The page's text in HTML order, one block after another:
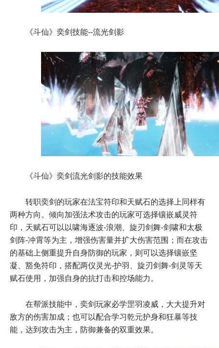
《斗仙》奕剑技能--流光剑影
《斗仙》奕剑流光剑影的技能效果
转职奕剑的玩家在法宝符印和天赋石的选择上同样有
两种方向。倾向加强法术攻击的玩家可选择镶嵌威灵符
印，天赋石可以以啸海逐波-浪潮、旋刃剑舞-剑啸和太极
剑阵-冲霄等为主，增强伤害量并扩大伤害范围；而在攻击
的基础上侧重提升自身防御的玩家，则可以选择镶嵌坚
凝、豁免符印，搭配两仪灵光-护羽、旋刃剑舞-剑灵等天
赋石使用，加强自身的抗打击和控场能力。
在帮派技能中，奕剑玩家必学罡羽凌威，大大提升对
敌方的伤害加成；也可以配合学习乾元护身和狂暴等技
能，达到攻击为主，防御兼备的双重效果。